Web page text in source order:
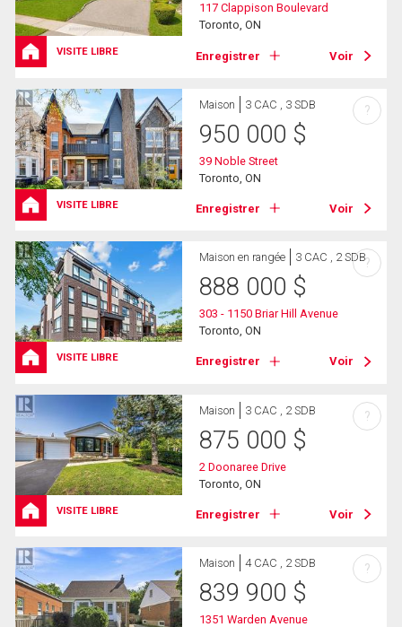
VISITE LIBRE
117 Clappison Boulevard
Toronto, ON
Enregistrer Voir
VISITE LIBRE
Maison 3 CAC , 3 SDB
950 000 $
39 Noble Street
Toronto, ON
Enregistrer Voir
?
VISITE LIBRE
Maison en rangée 3 CAC , 2 SDB
888 000 $
303 - 1150 Briar Hill Avenue
Toronto, ON
Enregistrer Voir
?
VISITE LIBRE
Maison 3 CAC , 2 SDB
875 000 $
2 Doonaree Drive
Toronto, ON
Enregistrer Voir
?
Maison 4 CAC , 2 SDB
839 900 $
1351 Warden Avenue
?